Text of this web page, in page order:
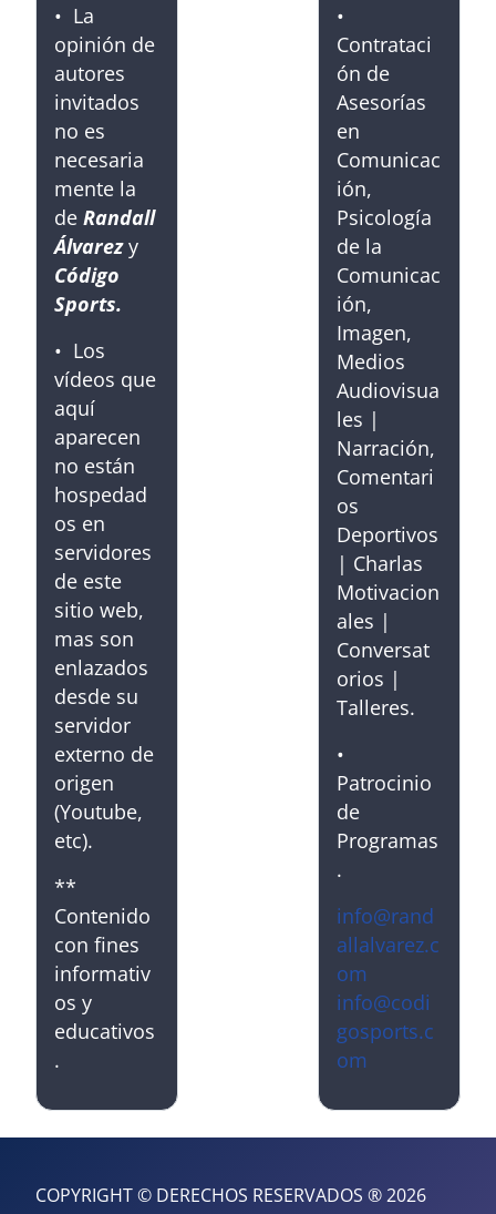
• La
opinión de
autores
invitados
no es
necesaria
mente la
de Randall
Álvarezy
Código
Sports.
• Los
vídeos que
aquí
aparecen
no están
hospedad
os en
servidores
de este
sitio web,
mas son
enlazados
desde su
servidor
externo de
origen
(Youtube,
etc).
**
Contenido
con fines
informativ
os y
educativos
.
•
Contrataci
ón de
Asesorías
en
Comunicac
ión,
Psicología
de la
Comunicac
ión,
Imagen,
Medios
Audiovisua
les |
Narración,
Comentari
os
Deportivos
| Charlas
Motivacion
ales |
Conversat
orios |
Talleres.
•
Patrocinio
de
Programas
.
info@rand
allalvarez.c
om
info@codi
gosports.c
om
COPYRIGHT © DERECHOS RESERVADOS ® 2026